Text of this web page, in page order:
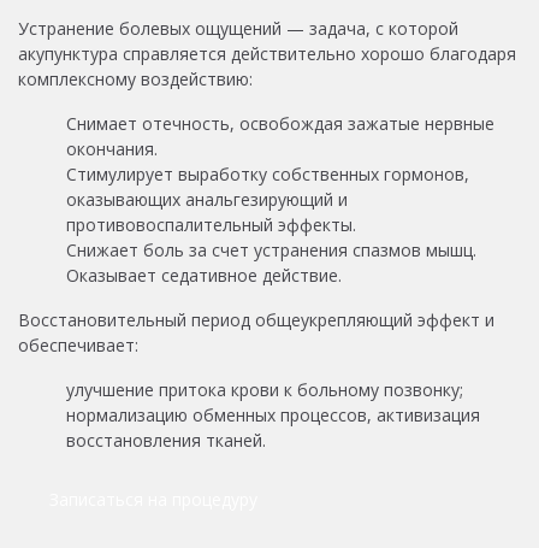
Устранение болевых ощущений — задача, с которой
акупунктура справляется действительно хорошо благодаря
комплексному воздействию:
Снимает отечность, освобождая зажатые нервные
окончания.
Стимулирует выработку собственных гормонов,
оказывающих анальгезирующий и
противовоспалительный эффекты.
Снижает боль за счет устранения спазмов мышц.
Оказывает седативное действие.
Восстановительный период общеукрепляющий эффект и
обеспечивает:
улучшение притока крови к больному позвонку;
нормализацию обменных процессов, активизация
восстановления тканей.